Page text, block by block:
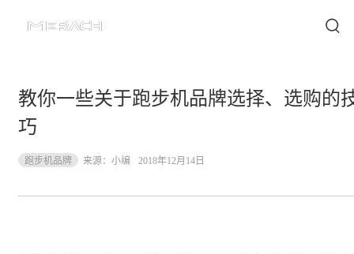
教你一些关于跑步机品牌选择、选购的
巧
跑步机品牌 来源： 小编 2018年12月14日